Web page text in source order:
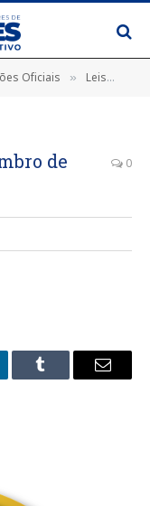
Oficiais » Leis
de
0
Tumblr
E-